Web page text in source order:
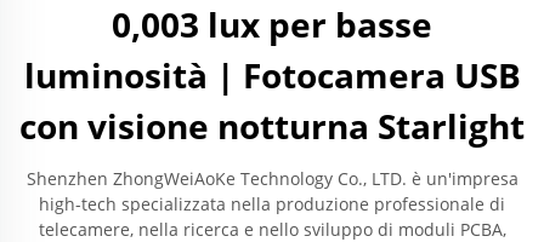
0,003 lux per basse
luminosità | Fotocamera USB
con visione notturna Starlight
Shenzhen ZhongWeiAoKe Technology Co., LTD. è un'impresa
high-tech specializzata nella produzione professionale di
telecamere, nella ricerca e nello sviluppo di moduli PCBA,